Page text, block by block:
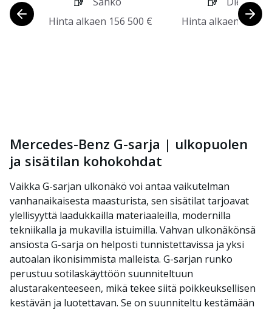
Hinta alkaen 156 500 €
Hinta alkaen215
Mercedes-Benz G-sarja | ulkopuolen
ja sisätilan kohokohdat
Vaikka G-sarjan ulkonäkö voi antaa vaikutelman
vanhanaikaisesta maasturista, sen sisätilat tarjoavat
ylellisyyttä laadukkailla materiaaleilla, modernilla
tekniikalla ja mukavilla istuimilla. Vahvan ulkonäkönsä
ansiosta G-sarja on helposti tunnistettavissa ja yksi
autoalan ikonisimmista malleista. G-sarjan runko
perustuu sotilaskäyttöön suunniteltuun
alustarakenteeseen, mikä tekee siitä poikkeuksellisen
kestävän ja luotettavan. Se on suunniteltu kestämään